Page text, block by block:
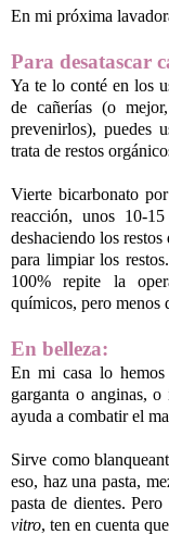
En mi próxima
Para desatascar
Ya te lo conté en los
de cañerías (o
prevenirlos), puedes
trata de restos
Vierte bicarbonato
reacción, unos 10-
deshaciendo los
para limpiar los
100% repite la
químicos, pero menos
En belleza:
En mi casa lo
garganta o anginas, o
ayuda a combatir el
Sirve como
eso, haz una pasta,
pasta de dientes.
vitro, ten en cuenta